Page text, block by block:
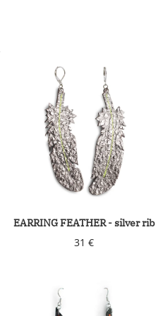
EARRING FEATHER - silver rib
31 €